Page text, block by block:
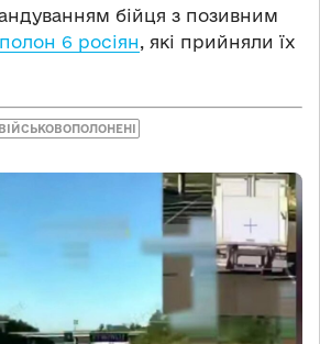
бійця з позивним
6 росіян, які прийняли їх